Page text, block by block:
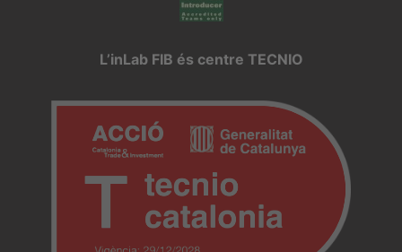
L’inLab FIB és centre TECNIO